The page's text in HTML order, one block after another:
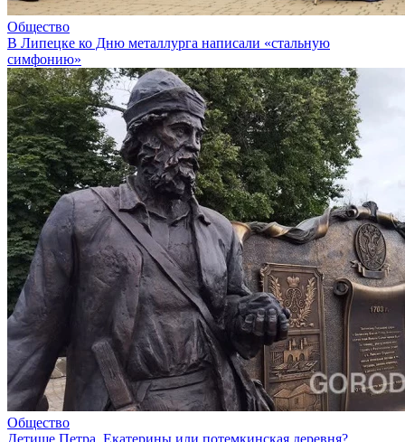
Общество
В Липецке ко Дню металлурга написали «стальную
симфонию»
Общество